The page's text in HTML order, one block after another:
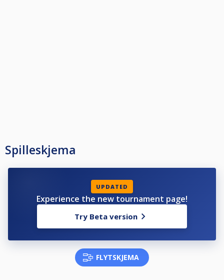
Spilleskjema
UPDATED
Experience the new tournament page!
Try Beta version
FLYTSKJEMA